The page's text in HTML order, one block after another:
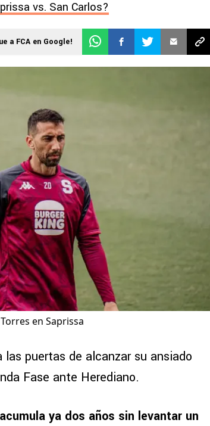
vs. San Carlos?
a FCA en Google!
en Saprissa
las puertas de alcanzar su ansiado
Fase ante Herediano.
ya dos años sin levantar un